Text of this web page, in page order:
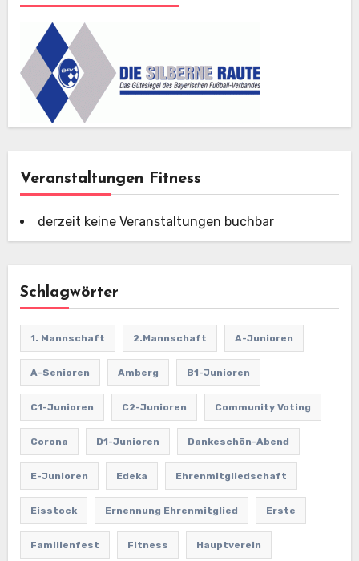
Veranstaltungen Fitness
derzeit keine Veranstaltungen buchbar
Schlagwörter
1. Mannschaft 2.Mannschaft A-Junioren
A-Senioren Amberg B1-Junioren
C1-Junioren C2-Junioren Community Voting
Corona D1-Junioren Dankeschön-Abend
E-Junioren Edeka Ehrenmitgliedschaft
Eisstock Ernennung Ehrenmitglied Erste
Familienfest Fitness Hauptverein